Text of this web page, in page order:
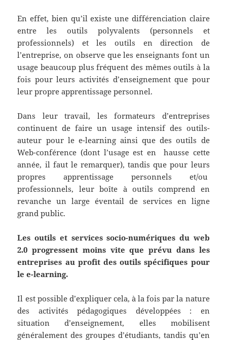
En effet, bien qu’il existe une différenciation claire
entre les outils polyvalents (personnels et
professionnels) et les outils en direction de
l’entreprise, on observe que les enseignants font un
usage beaucoup plus fréquent des mêmes outils à la
fois pour leurs activités d’enseignement que pour
leur propre apprentissage personnel.
Dans leur travail, les formateurs d’entreprises
continuent de faire un usage intensif des outils-
auteur pour le e-learning ainsi que des outils de
Web-conférence (dont l’usage est en hausse cette
année, il faut le remarquer), tandis que pour leurs
propres apprentissage personnels et/ou
professionnels, leur boîte à outils comprend en
revanche un large éventail de services en ligne
grand public.
Les outils et services socio-numériques du web
2.0 progressent moins vite que prévu dans les
entreprises au profit des outils spécifiques pour
le e-learning.
Il est possible d’expliquer cela, à la fois par la nature
des activités pédagogiques développées : en
situation d’enseignement, elles mobilisent
généralement des groupes d’étudiants, tandis qu’en